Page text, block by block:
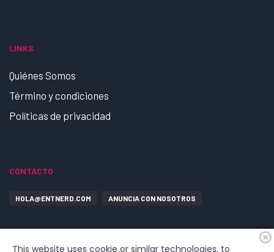
LINKS
Quiénes Somos
Término y condiciones
Políticas de privacidad
CONTACTO
HOLA@ENTNERD.COM ANUNCIA CON NOSOTROS
This website uses cookie or similar technologies, to